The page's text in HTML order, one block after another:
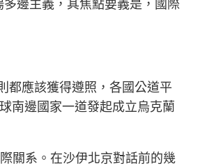
邊主義，其焦點要義是，國際
都應該獲得遵照，各國公道平
南邊國家一道發起成立烏克蘭
關系。在沙伊北京對話前的幾